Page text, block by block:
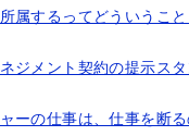
属するってどういうこと
ジメント契約の提示スタ
ーの仕事は、仕事を断